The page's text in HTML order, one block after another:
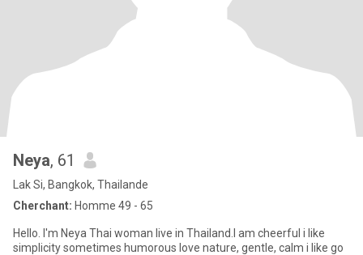
Neya, 61
Lak Si, Bangkok, Thailande
Cherchant: Homme 49 - 65
Hello. I'm Neya Thai woman live in Thailand.I am cheerful i like
simplicity sometimes humorous love nature, gentle, calm i like go